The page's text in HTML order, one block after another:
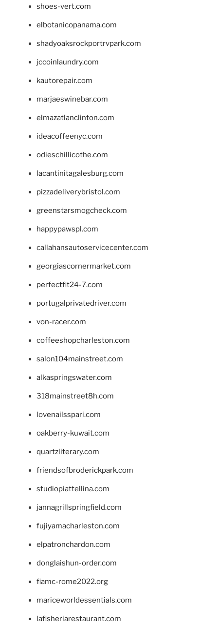
shoes-vert.com
elbotanicopanama.com
shadyoaksrockportrvpark.com
jccoinlaundry.com
kautorepair.com
marjaeswinebar.com
elmazatlanclinton.com
ideacoffeenyc.com
odieschillicothe.com
lacantinitagalesburg.com
pizzadeliverybristol.com
greenstarsmogcheck.com
happypawspl.com
callahansautoservicecenter.com
georgiascornermarket.com
perfectfit24-7.com
portugalprivatedriver.com
von-racer.com
coffeeshopcharleston.com
salon104mainstreet.com
alkaspringswater.com
318mainstreet8h.com
lovenailsspari.com
oakberry-kuwait.com
quartzliterary.com
friendsofbroderickpark.com
studiopiattellina.com
jannagrillspringfield.com
fujiyamacharleston.com
elpatronchardon.com
donglaishun-order.com
fiamc-rome2022.org
mariceworldessentials.com
lafisheriarestaurant.com